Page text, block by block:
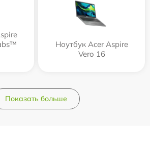
Ноутбук Acer Aspire
Vero 16
Показать больше